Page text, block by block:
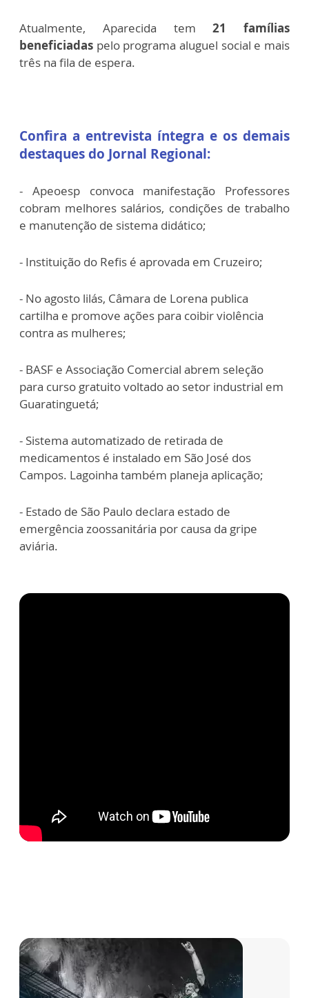
Atualmente, Aparecida tem21 famílias
beneficiadas pelo programa aluguel social e mais
três na fila de espera.
Confira a entrevista íntegra e os demais
destaques do Jornal Regional:
- Apeoesp convoca manifestação Professores
cobram melhores salários, condições de trabalho
e manutenção de sistema didático;
- Instituição do Refis é aprovada em Cruzeiro;
- No agosto lilás, Câmara de Lorena publica
cartilha e promove ações para coibir violência
contra as mulheres;
- BASF e Associação Comercial abrem seleção
para curso gratuito voltado ao setor industrial em
Guaratinguetá;
- Sistema automatizado de retirada de
medicamentos é instalado em São José dos
Campos. Lagoinha também planeja aplicação;
- Estado de São Paulo declara estado de
emergência zoossanitária por causa da gripe
aviária.